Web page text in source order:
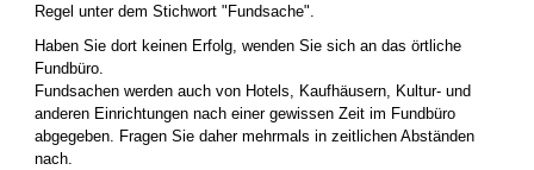
Regel unter dem Stichwort "Fundsache".
Haben Sie dort keinen Erfolg, wenden Sie sich an das örtliche
Fundbüro.
Fundsachen werden auch von Hotels, Kaufhäusern, Kultur- und
anderen Einrichtungen nach einer gewissen Zeit im Fundbüro
abgegeben. Fragen Sie daher mehrmals in zeitlichen Abständen
nach.